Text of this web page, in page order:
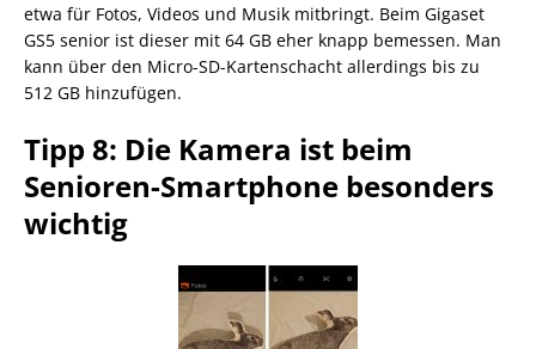
etwa für Fotos, Videos und Musik mitbringt. Beim Gigaset
GS5 senior ist dieser mit 64 GB eher knapp bemessen. Man
kann über den Micro-SD-Kartenschacht allerdings bis zu
512 GB hinzufügen.
Tipp 8: Die Kamera ist beim
Senioren-Smartphone besonders
wichtig